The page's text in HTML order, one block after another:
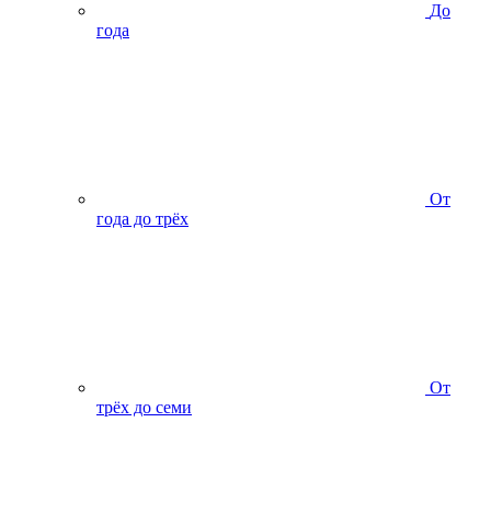
До
года
От
года до трёх
От
трёх до семи